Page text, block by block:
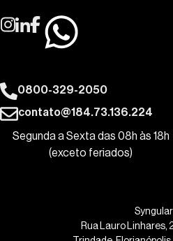
0800-329-2050
contato@184.73.136.224
Segunda a Sexta das 08h às 18h
(exceto feriados)
Rua Lauro Linhares,